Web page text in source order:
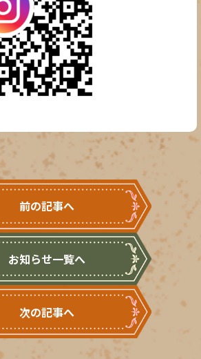
前の記事へ
お知らせ一覧へ
次の記事へ